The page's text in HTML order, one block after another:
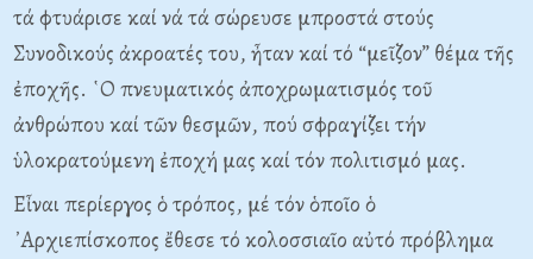
τά φτυάρισε καί νά τά σώρευσε μπροστά στούς
Συνοδικούς ἀκροατές του, ἦταν καί τό “μεῖζον” θέμα τῆς
ἐποχῆς. ῾Ο πνευματικός ἀποχρωματισμός τοῦ
ἀνθρώπου καί τῶν θεσμῶν, πού σφραγίζει τήν
ὑλοκρατούμενη ἐποχή μας καί τόν πολιτισμό μας.
Εἶναι περίεργος ὁ τρόπος, μέ τόν ὁποῖο ὁ
᾿Αρχιεπίσκοπος ἔθεσε τό κολοσσιαῖο αὐτό πρόβλημα